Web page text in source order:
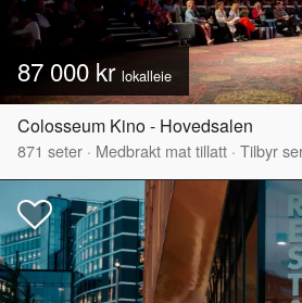
87 000 kr lokalleie
Colosseum Kino - Hovedsalen
871 seter · Medbrakt mat tillatt · Tilbyr